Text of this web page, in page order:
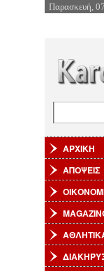
Παρασκευή,
ΑΡΧΙΚΗ
ΑΠΟΨΕΙΣ